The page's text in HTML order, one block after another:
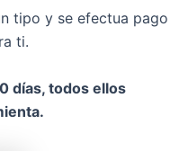
tipo y se efectua pago
ti.
días, todos ellos